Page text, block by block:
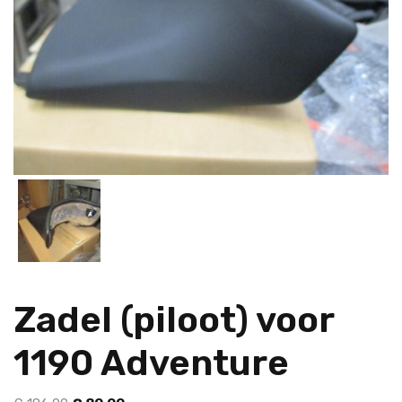
Zadel (piloot) voor
1190 Adventure